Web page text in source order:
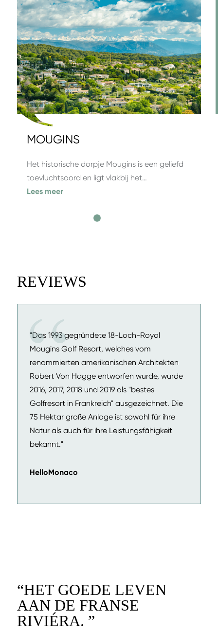
MOUGINS
Het historische dorpje Mougins is een geliefd
toevluchtsoord en ligt vlakbij het…
Lees meer
REVIEWS
"Das 1993 gegründete 18-Loch-Royal
Mougins Golf Resort, welches vom
renommierten amerikanischen Architekten
Robert Von Hagge entworfen wurde, wurde
2016, 2017, 2018 und 2019 als "bestes
Golfresort in Frankreich" ausgezeichnet. Die
75 Hektar große Anlage ist sowohl für ihre
Natur als auch für ihre Leistungsfähigkeit
bekannt."
HelloMonaco
“HET GOEDE LEVEN
AAN DE FRANSE
RIVIÉRA. ”